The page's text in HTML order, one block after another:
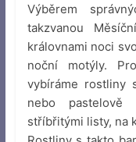
Výběrem
takzvanou
královnami noci
noční motýly.
vybíráme rostliny
nebo pastelově
stříbřitými listy, na